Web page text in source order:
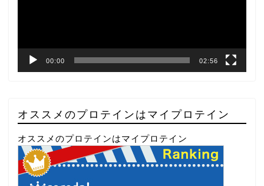
00:00 02:56
オススメのプロテインはマイプロテイン
オススメのプロテインはマイプロテイン